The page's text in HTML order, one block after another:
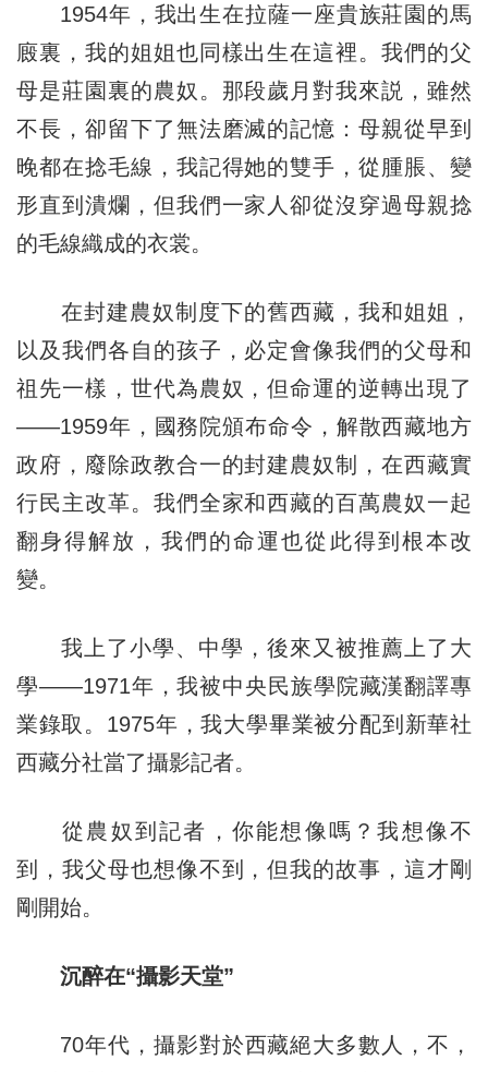
1954年，我出生在拉薩一座貴族莊園的馬
廄裏，我的姐姐也同樣出生在這裡。我們的父
母是莊園裏的農奴。那段歲月對我來説，雖然
不長，卻留下了無法磨滅的記憶：母親從早到
晚都在捻毛線，我記得她的雙手，從腫脹、變
形直到潰爛，但我們一家人卻從沒穿過母親捻
的毛線織成的衣裳。
在封建農奴制度下的舊西藏，我和姐姐，
以及我們各自的孩子，必定會像我們的父母和
祖先一樣，世代為農奴，但命運的逆轉出現了
——1959年，國務院頒布命令，解散西藏地方
政府，廢除政教合一的封建農奴制，在西藏實
行民主改革。我們全家和西藏的百萬農奴一起
翻身得解放，我們的命運也從此得到根本改
變。
我上了小學、中學，後來又被推薦上了大
學——1971年，我被中央民族學院藏漢翻譯專
業錄取。1975年，我大學畢業被分配到新華社
西藏分社當了攝影記者。
從農奴到記者，你能想像嗎？我想像不
到，我父母也想像不到，但我的故事，這才剛
剛開始。
沉醉在“攝影天堂”
70年代，攝影對於西藏絕大多數人，不，